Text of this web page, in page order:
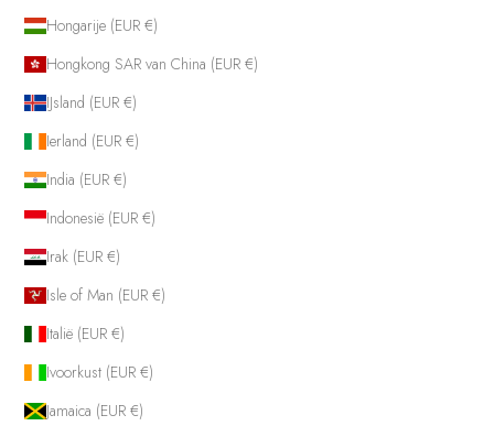
Hongarije (EUR €)
Hongkong SAR van China (EUR €)
IJsland (EUR €)
Ierland (EUR €)
India (EUR €)
Indonesië (EUR €)
Irak (EUR €)
Isle of Man (EUR €)
Italië (EUR €)
Ivoorkust (EUR €)
Jamaica (EUR €)